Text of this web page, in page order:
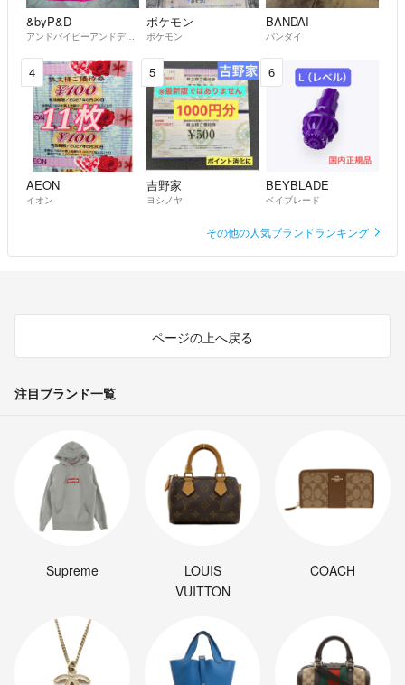
&byP&D
アンドバイピーアンドディー
ポケモン
ポケモン
BANDAI
バンダイ
4
AEON
イオン
5
吉野家
ヨシノヤ
6
BEYBLADE
ベイブレード
その他の人気ブランドランキング
ページの上へ戻る
注目ブランド一覧
Supreme
LOUIS
VUITTON
COACH